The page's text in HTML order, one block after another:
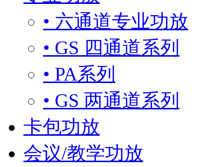
• 六通道专业功放
• GS 四通道系列
• PA系列
• GS 两通道系列
卡包功放
会议/教学功放